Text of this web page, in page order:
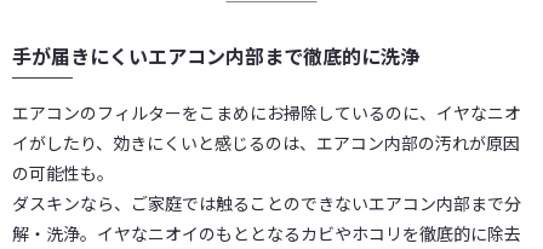
手が届きにくいエアコン内部まで徹底的に洗浄
エアコンのフィルターをこまめにお掃除しているのに、イヤなニオ
イがしたり、効きにくいと感じるのは、エアコン内部の汚れが原因
の可能性も。
ダスキンなら、ご家庭では触ることのできないエアコン内部まで分
解・洗浄。イヤなニオイのもととなるカビやホコリを徹底的に除去